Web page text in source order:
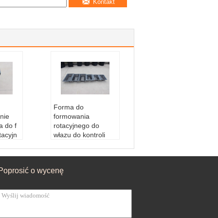
Kontakt
do f
8-
Forma do
formowania
rotacyjnego do
włazu do kontroli
ego
00 L Dostosowane
o wycenę